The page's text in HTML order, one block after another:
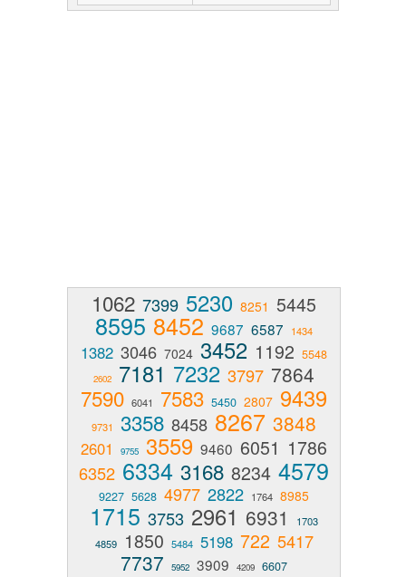
1062 7399 5230 8251 5445
8595 8452 9687 6587 1434
1382 3046 7024 3452 1192 5548
2602 7181 7232 3797 7864
7590 6041 7583 5450 2807 9439
9731 3358 8458 8267 3848
2601 9755 3559 9460 6051 1786
6352 6334 3168 8234 4579
9227 5628 4977 2822 1764 8985
1715 3753 2961 6931
1703
4859
1850 5484 5198 722 5417
7737 5952 3909 4209 6607